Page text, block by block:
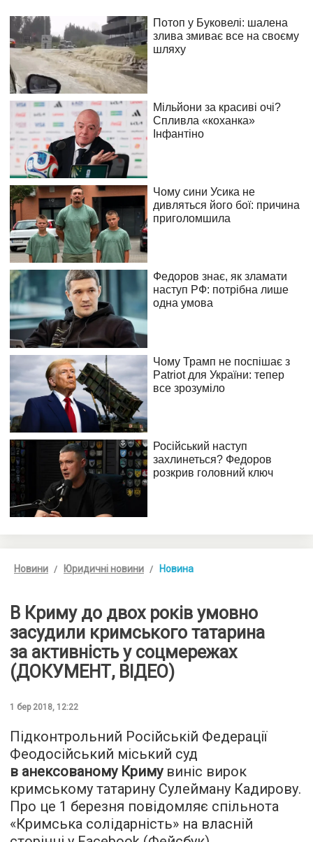
Новини Юридичні новини Новина
В Криму до двох років умовно
засудили кримського татарина
за активність у соцмережах
(ДОКУМЕНТ, ВІДЕО)
1 бер 2018, 12:22
Підконтрольний Російській Федерації
Феодосійський міський суд
в анексованому Кримувиніс вирок
кримському татарину Сулейману Кадирову.
Про це 1 березня повідомляє спільнота
«Кримська солідарність» на власній